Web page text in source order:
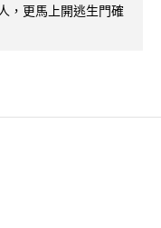
，更馬上開逃生門確